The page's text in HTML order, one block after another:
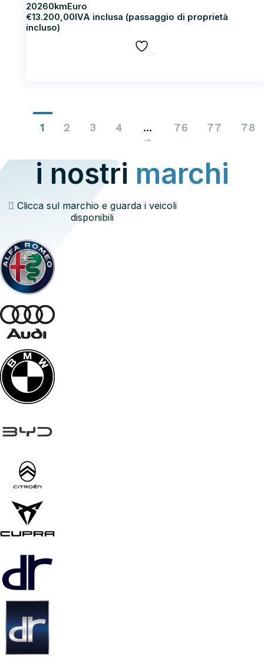
20260kmEuro
€13.200,00IVA inclusa (passaggio di proprietà
incluso)
1 2 3 4 … 76 77
78
→
i nostri marchi
Clicca sul marchio e guarda i veicoli
disponibili